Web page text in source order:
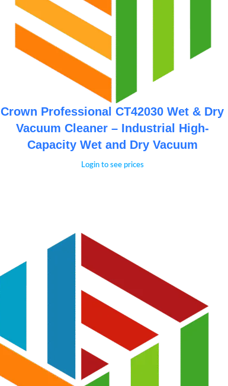
Crown Professional CT42030 Wet & Dry
Vacuum Cleaner – Industrial High-
Capacity Wet and Dry Vacuum
Login to see prices